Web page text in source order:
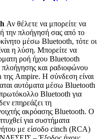
Αν θέλετε να μπορείτε να
την πλοήγησή σας από το
μέσω Bluetooth, τότε οι
η λύση. Μπορείτε να
ροή ήχου Bluetooth
και ραδιοφώνου
της Ampire. Η σύνδεση είναι
αυτόματα μέσω Bluetooth
Bluetooth για
επηρεάζει τη
ακρόασης Bluetooth. Ο
για συστήματα
με είσοδο cinch (RCA)